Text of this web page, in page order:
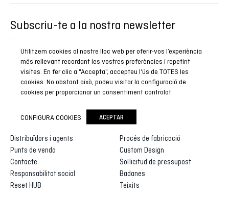
Subscriu-te a la nostra newsletter
Sigues el primer a conèixer totes les nostres novetats,
reportatges i promocions especials.
SUBSCRIURE’M ARA
Inverse
Distribuïdors i agents
Punts de venda
Contacte
Responsabilitat social
Reset HUB
Inverse custom
Galeria de dissenys
Procés de fabricació
Custom Design
Sol·licitud de pressupost
Badanes
Teixits
Utilitzem cookies al nostre lloc web per oferir-vos l’experiència
més rellevant recordant les vostres preferències i repetint
visites. En fer clic a "Accepta", accepteu l'ús de TOTES les
cookies. No obstant això, podeu visitar la configuració de
cookies per proporcionar un consentiment controlat.
CONFIGURA COOKIES ACEPTAR